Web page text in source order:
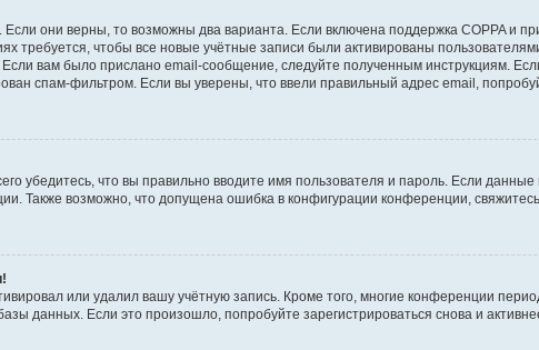
они верны, то возможны два варианта. Если включена поддержка COPPA и
требуется, чтобы все новые учётные записи были активированы
вам было прислано email-сообщение, следуйте полученным инструкциям.
спам-фильтром. Если вы уверены, что ввели правильный адрес email,
убедитесь, что вы правильно вводите имя пользователя и пароль. Если
Также возможно, что допущена ошибка в конфигурации конференции,
или удалил вашу учётную запись. Кроме того, многие конференции
данных. Если это произошло, попробуйте зарегистрироваться снова и активнее